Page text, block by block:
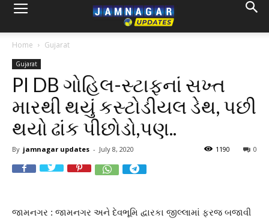
Home Gujarat
Gujarat
PI DB ગોહિલ-સ્ટાફનાં સખ્ત
મારથી થયું કસ્ટોડીયલ ડેથ, પછી
થયો ઢાંક પીછોડો,પણ..
By jamnagar updates - July 8, 2020 0
1190
જામનગર : જામનગર અને દેવભૂમિ દ્વારકા જીલ્લામાં ફરજ બજાવી